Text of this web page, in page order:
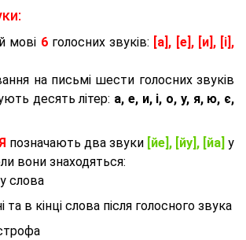
мові 6голосних звуків:
[а], [е], [и], [і],
на письмі шести голосних звуків
десять літер: а, е, и, і, о, у, я, ю, є,
позначають два звуки [йе], [йу], [йа] у
вони знаходяться:
слова
та в кінці слова після голосного звука